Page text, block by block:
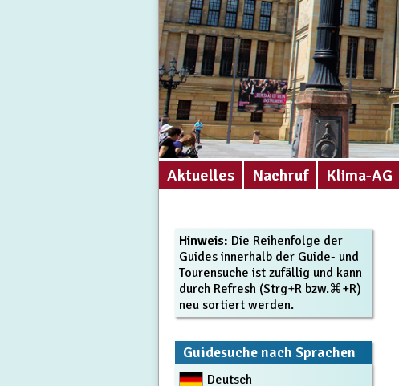
Aktuelles Nachruf Klima-AG
Hinweis: Die Reihenfolge der
Guides innerhalb der Guide- und
Tourensuche ist zufällig und kann
durch Refresh (Strg+R bzw.⌘+R)
neu sortiert werden.
Guidesuche nach Sprachen
Deutsch